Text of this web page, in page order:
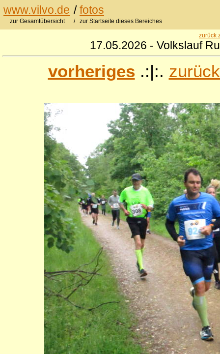
www.vilvo.de /fotos
zur Gesamtübersicht / zur Startseite dieses Bereiches
zurück
17.05.2026 - Volkslauf
vorheriges .:|:.